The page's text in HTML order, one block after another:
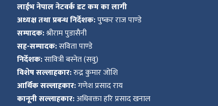
लाईभ नेपाल नेटवर्क डट कम का लागी
अध्यक्ष तथा प्रबन्ध निर्देशक:पुष्कर राज पाण्डे
सम्पादक:श्रीराम पुडासैनी
सह-सम्पादक:सविता पाण्डे
निर्देशक:सावित्री बस्नेत (सवु)
विशेष सल्लाहकार:रुद्र कुमार जोशि
आर्थिक सल्लाहकार:गणेश प्रसाद राय
कानूनी सल्लाहकार:अधिवक्ता हरि प्रसाद खनाल